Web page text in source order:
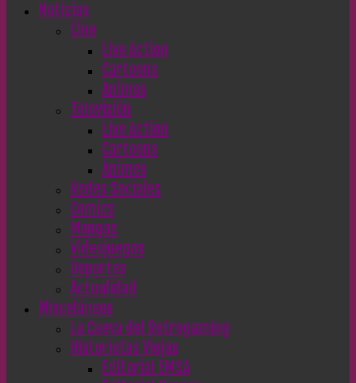
Noticias
Cine
Live Action
Cartoons
Animes
Televisión
Live Action
Cartoons
Animes
Redes Sociales
Comics
Mangas
Videojuegos
Deportes
Actualidad
Misceláneos
La Cueva del Retrogaming
Historietas Viejas
Editorial EMSA